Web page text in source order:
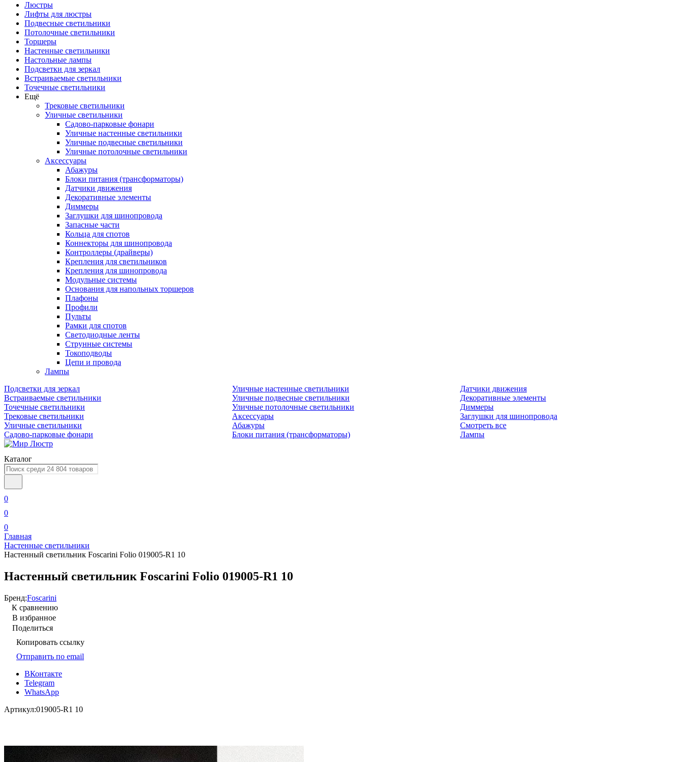
Люстры
Лифты для люстры
Подвесные светильники
Потолочные светильники
Торшеры
Настенные светильники
Настольные лампы
Подсветки для зеркал
Встраиваемые светильники
Точечные светильники
Ещё
Трековые светильники
Уличные светильники
Садово-парковые фонари
Уличные настенные светильники
Уличные подвесные светильники
Уличные потолочные светильники
Аксессуары
Абажуры
Блоки питания (трансформаторы)
Датчики движения
Декоративные элементы
Диммеры
Заглушки для шинопровода
Запасные части
Кольца для спотов
Коннекторы для шинопровода
Контроллеры (драйверы)
Крепления для светильников
Крепления для шинопровода
Модульные системы
Основания для напольных торшеров
Плафоны
Профили
Пульты
Рамки для спотов
Светодиодные ленты
Струнные системы
Токоподводы
Цепи и провода
Лампы
Подсветки для зеркал
Встраиваемые светильники
Точечные светильники
Трековые светильники
Уличные светильники
Садово-парковые фонари
Уличные настенные светильники
Уличные подвесные светильники
Уличные потолочные светильники
Аксессуары
Абажуры
Блоки питания (трансформаторы)
Датчики движения
Декоративные элементы
Диммеры
Заглушки для шинопровода
Смотреть все
Лампы
Каталог
0
0
0
Главная
Настенные светильники
Настенный светильник Foscarini Folio 019005-R1 10
Настенный светильник Foscarini Folio 019005-R1 10
Бренд:Foscarini
К сравнению
В избранное
Поделиться
Копировать ссылку
Отправить по email
ВКонтакте
Telegram
WhatsApp
Артикул:019005-R1 10